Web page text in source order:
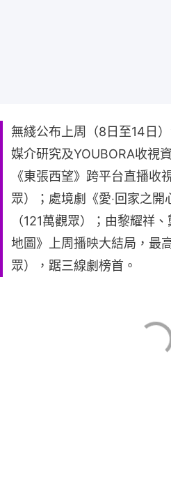
無綫公布上周（8日至14日
媒介研究及YOUBORA收視
《東張西望》跨平台直播收
眾）；處境劇《愛‧回家之
（121萬觀眾）；由黎耀祥
地圖》上周播映大結局，最
眾），踞三線劇榜首。